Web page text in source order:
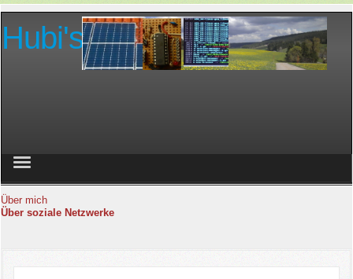
Hubi's Seite
Home
Über mich
Über soziale Netzwerke